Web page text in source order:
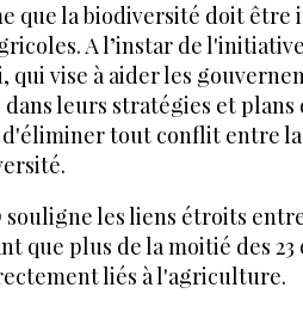
que la biodiversité doit être
A l’instar de
qui vise à aider les
leurs stratégies et
tout conflit entre
souligne les liens étroits
que plus de la moitié des
liés à l'agriculture.